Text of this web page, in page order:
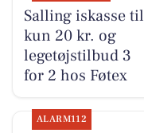
Salling iskasse til
kun 20 kr. og
legetøjstilbud 3
for 2 hos Føtex
ALARM112